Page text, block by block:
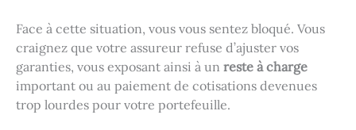
Face à cette situation, vous vous sentez bloqué. Vous
craignez que votre assureur refuse d’ajuster vos
garanties, vous exposant ainsi à un reste à charge
important ou au paiement de cotisations devenues
trop lourdes pour votre portefeuille.